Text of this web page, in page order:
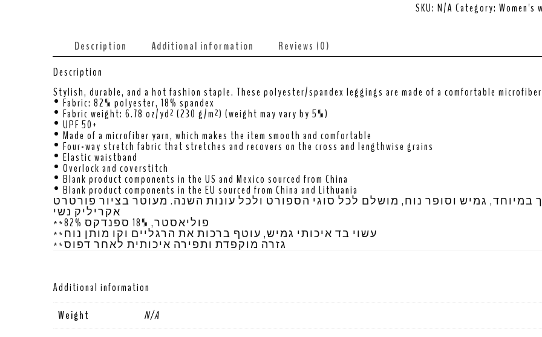
SKU: N/A Category: Women's
Description Additional information
Reviews (0)
Description
Stylish, durable, and a hot fashion staple. These polyester/spandex leggings are made of a comfortable
• Fabric: 82% polyester, 18% spandex
• Fabric weight: 6.78 oz/yd² (230 g/m²) (weight may vary by 5%)
• UPF 50+
• Made of a microfiber yarn, which makes the item smooth and comfortable
• Four-way stretch fabric that stretches and recovers on the cross and lengthwise grains
• Elastic waistband
• Overlock and coverstitch
• Blank product components in the US and Mexico sourced from China
• Blank product components in the EU sourced from China and Lithuania
במיוחד, גמיש וסופר נוח, מושלם לכל סוגי הספורט ולכל עונות השנה. מעוטר בציור פורטרט
אקריליק נשי
**82% פוליאסטר, 18% ספנדקס
**עשוי בד איכותי גמיש, עוטף ברכות את הרגליים וקו מותן נוח
**גזרה מוקפדת ותפירה איכותית לאחר דפוס
Additional information
Weight
N/A